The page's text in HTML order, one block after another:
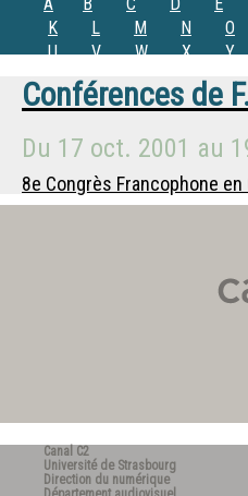
K
L M N O
U
V W X Y
Conférences de
Du 17 oct. 2001 au
8e Congrès Francophone
Canal C2
Université de Strasbourg
Direction du numérique